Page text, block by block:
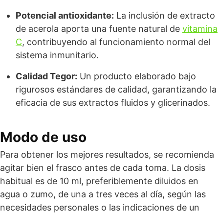
Potencial antioxidante: La inclusión de extracto
de acerola aporta una fuente natural de vitamina
C, contribuyendo al funcionamiento normal del
sistema inmunitario.
Calidad Tegor: Un producto elaborado bajo
rigurosos estándares de calidad, garantizando la
eficacia de sus extractos fluidos y glicerinados.
Modo de uso
Para obtener los mejores resultados, se recomienda
agitar bien el frasco antes de cada toma. La dosis
habitual es de 10 ml, preferiblemente diluidos en
agua o zumo, de una a tres veces al día, según las
necesidades personales o las indicaciones de un